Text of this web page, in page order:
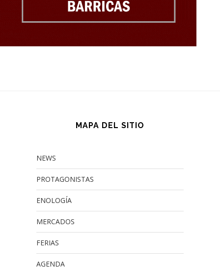
MAPA DEL SITIO
NEWS
PROTAGONISTAS
ENOLOGÍA
MERCADOS
FERIAS
AGENDA